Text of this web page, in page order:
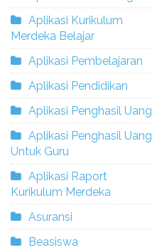
Aplikasi Kurikulum
Merdeka Belajar
Aplikasi Pembelajaran
Aplikasi Pendidikan
Aplikasi Penghasil Uang
Aplikasi Penghasil Uang
Untuk Guru
Aplikasi Raport
Kurikulum Merdeka
Asuransi
Beasiswa